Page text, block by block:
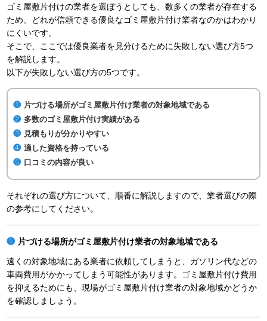
ゴミ屋敷片付けの業者を選ぼうとしても、数多くの業者が存在する
ため、どれが信頼できる優良なゴミ屋敷片付け業者なのかはわかり
にくいです。
そこで、ここでは優良業者を見分けるために失敗しない選び方5つ
を解説します。
以下が失敗しない選び方の5つです。
片づける場所がゴミ屋敷片付け業者の対象地域である
多数のゴミ屋敷片付け実績がある
見積もりが分かりやすい
適した資格を持っている
口コミの内容が良い
それぞれの選び方について、順番に解説しますので、業者選びの際
の参考にしてください。
片づける場所がゴミ屋敷片付け業者の対象地域である
遠くの対象地域にある業者に依頼してしまうと、ガソリン代などの
車両費用がかかってしまう可能性があります。ゴミ屋敷片付け費用
を抑えるためにも、現場がゴミ屋敷片付け業者の対象地域かどうか
を確認しましょう。